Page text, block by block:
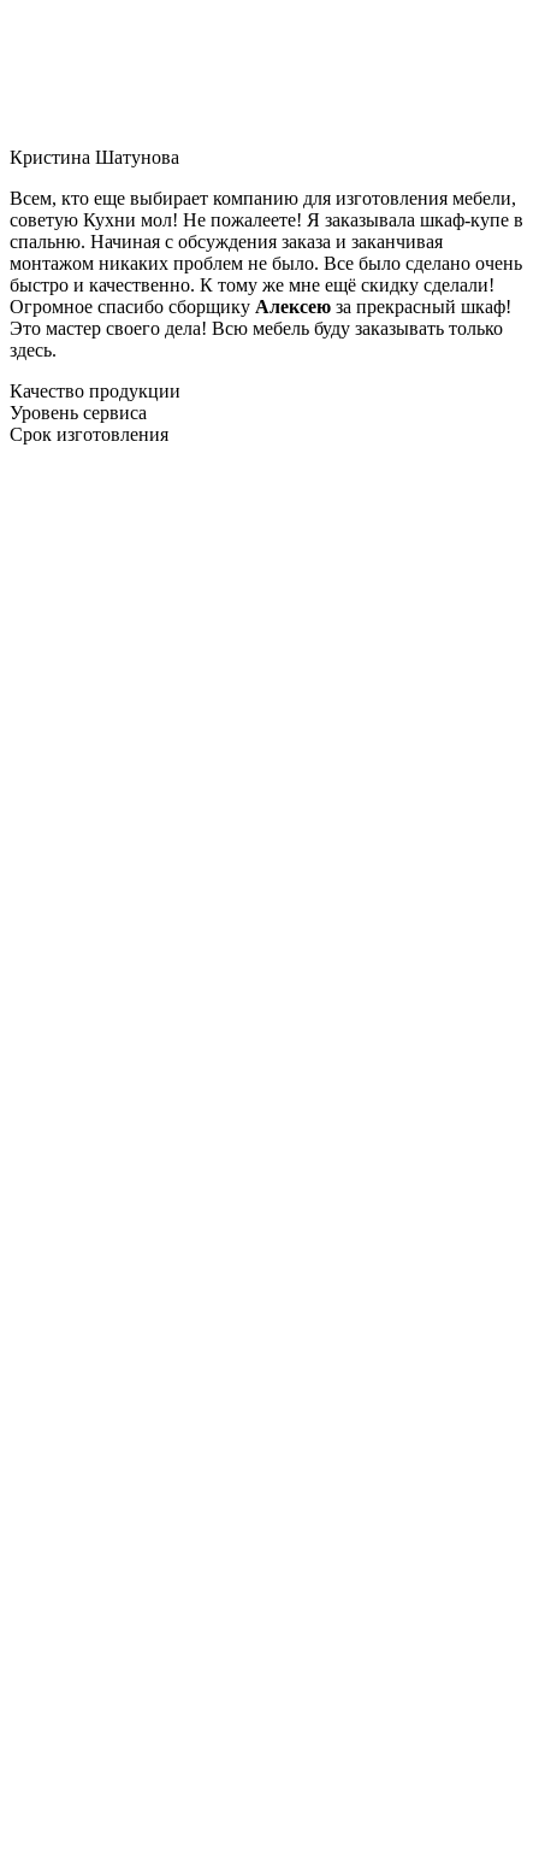
Кристина Шатунова
Всем, кто еще выбирает компанию для изготовления мебели,
советую Кухни мол! Не пожалеете! Я заказывала шкаф-купе в
спальню. Начиная с обсуждения заказа и заканчивая
монтажом никаких проблем не было. Все было сделано очень
быстро и качественно. К тому же мне ещё скидку сделали!
Огромное спасибо сборщику Алексею за прекрасный шкаф!
Это мастер своего дела! Всю мебель буду заказывать только
здесь.
Качество продукции
Уровень сервиса
Срок изготовления